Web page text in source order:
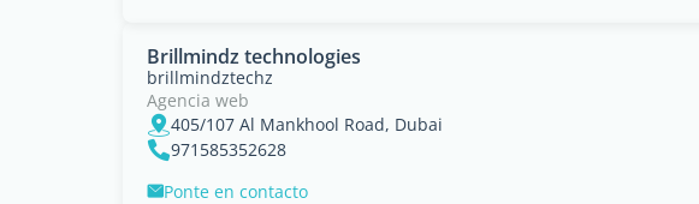
Brillmindz technologies
brillmindztechz
Agencia web
405/107 Al Mankhool Road, Dubai
971585352628
Ponte en contacto